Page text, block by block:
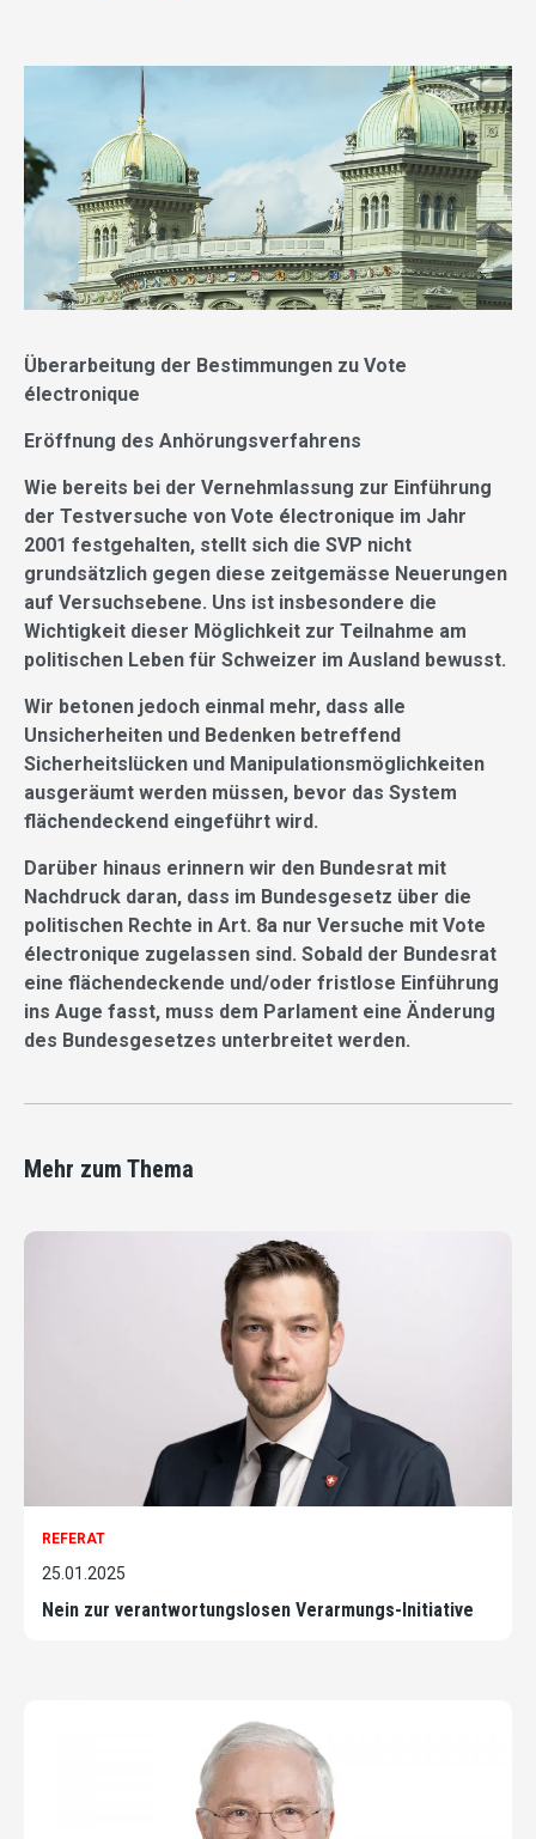
Überarbeitung der Bestimmungen zu Vote
électronique
Eröffnung des Anhörungsverfahrens
Wie bereits bei der Vernehmlassung zur Einführung
der Testversuche von Vote électronique im Jahr
2001 festgehalten, stellt sich die SVP nicht
grundsätzlich gegen diese zeitgemässe Neuerungen
auf Versuchsebene. Uns ist insbesondere die
Wichtigkeit dieser Möglichkeit zur Teilnahme am
politischen Leben für Schweizer im Ausland bewusst.
Wir betonen jedoch einmal mehr, dass alle
Unsicherheiten und Bedenken betreffend
Sicherheitslücken und Manipulationsmöglichkeiten
ausgeräumt werden müssen, bevor das System
flächendeckend eingeführt wird.
Darüber hinaus erinnern wir den Bundesrat mit
Nachdruck daran, dass im Bundesgesetz über die
politischen Rechte in Art. 8a nur Versuche mit Vote
électronique zugelassen sind. Sobald der Bundesrat
eine flächendeckende und/oder fristlose Einführung
ins Auge fasst, muss dem Parlament eine Änderung
des Bundesgesetzes unterbreitet werden.
Mehr zum Thema
REFERAT
25.01.2025
Nein zur verantwortungslosen Verarmungs-Initiative